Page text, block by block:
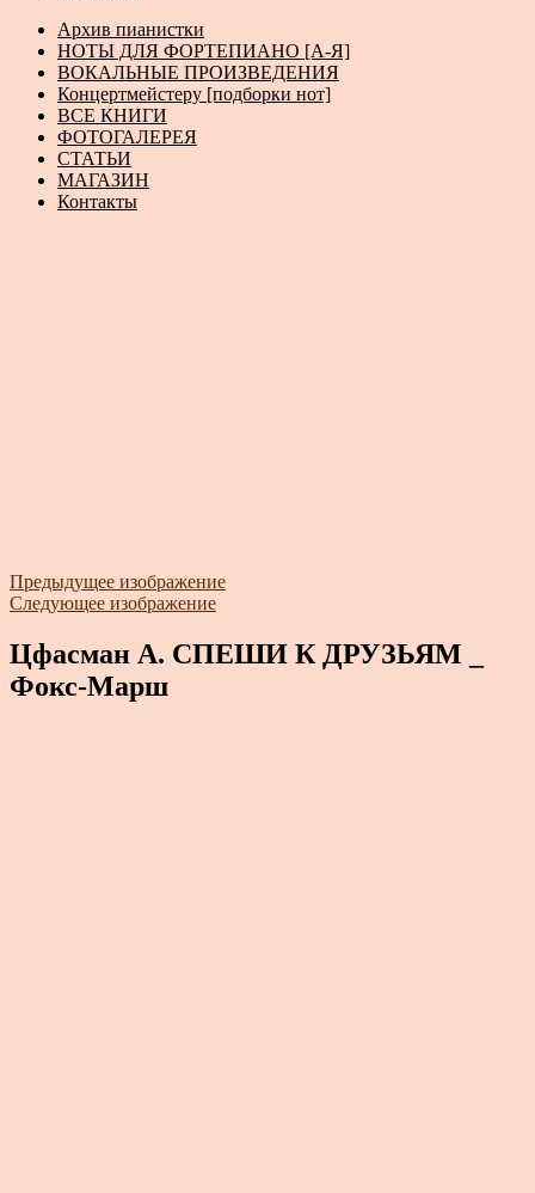
Архив пианистки
НОТЫ ДЛЯ ФОРТЕПИАНО [А-Я]
ВОКАЛЬНЫЕ ПРОИЗВЕДЕНИЯ
Концертмейстеру [подборки нот]
ВСЕ КНИГИ
ФОТОГАЛЕРЕЯ
СТАТЬИ
МАГАЗИН
Контакты
Предыдущее изображение
Следующее изображение
Цфасман А. СПЕШИ К ДРУЗЬЯМ _
Фокс-Марш